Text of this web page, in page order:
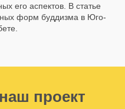
его аспектов. В статье
форм буддизма в Юго-
проект